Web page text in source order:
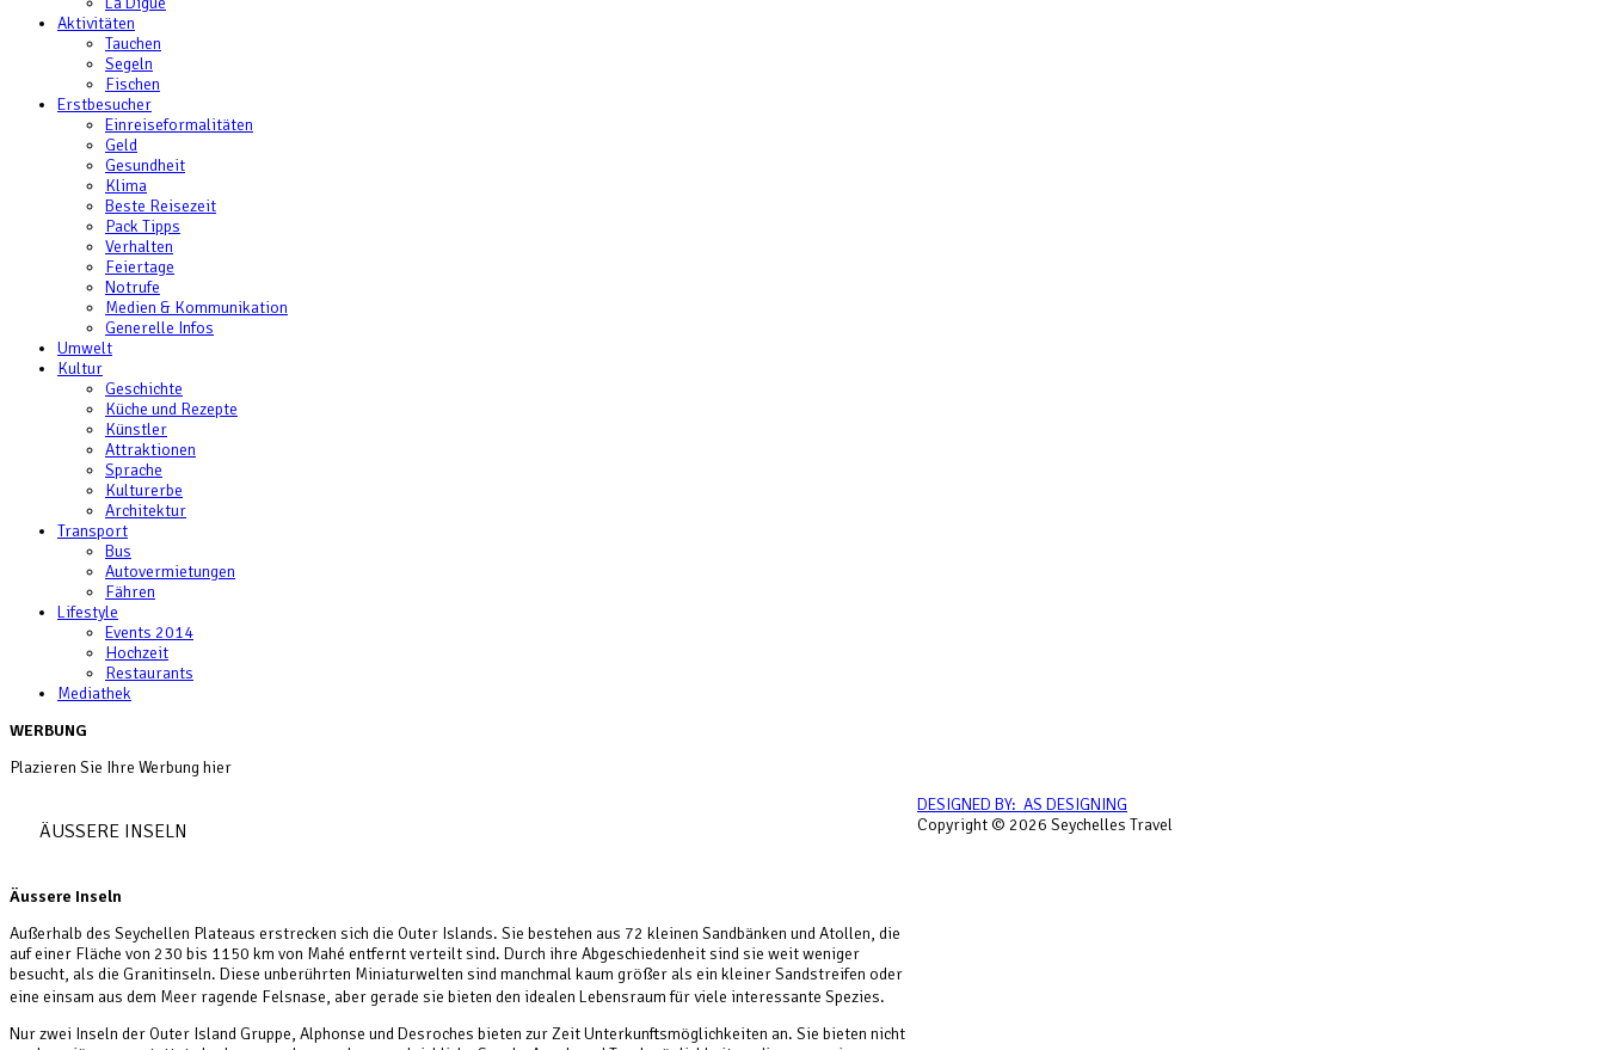
Aktivitäten
Tauchen
Segeln
Fischen
Erstbesucher
Einreiseformalitäten
Geld
Gesundheit
Klima
Beste Reisezeit
Pack Tipps
Verhalten
Feiertage
Notrufe
Medien & Kommunikation
Generelle Infos
Umwelt
Kultur
Geschichte
Küche und Rezepte
Künstler
Attraktionen
Sprache
Kulturerbe
Architektur
Transport
Bus
Autovermietungen
Fähren
Lifestyle
Events 2014
Hochzeit
Restaurants
Mediathek
WERBUNG
Plazieren Sie Ihre Werbung hier
ÄUSSERE INSELN
Äussere Inseln
Außerhalb des Seychellen Plateaus erstrecken sich die Outer Islands. Sie bestehen aus 72 kleinen Sandbänken und Atollen, die
auf einer Fläche von 230 bis 1150 km von Mahé entfernt verteilt sind. Durch ihre Abgeschiedenheit sind sie weit weniger
besucht, als die Granitinseln. Diese unberührten Miniaturwelten sind manchmal kaum größer als ein kleiner Sandstreifen oder
eine einsam aus dem Meer ragende Felsnase, aber gerade sie bieten den idealen Lebensraum für viele interessante Spezies.
Nur zwei Inseln der Outer Island Gruppe, Alphonse und Desroches bieten zur Zeit Unterkunftsmöglichkeiten an. Sie bieten nicht
DESIGNED BY: AS DESIGNING
Copyright © 2026 Seychelles Travel